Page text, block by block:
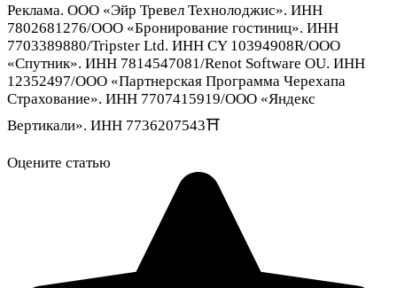
Реклама. ООО «Эйр Тревел Технолоджис». ИНН
7802681276/ООО «Бронирование гостиниц». ИНН
7703389880/Tripster Ltd. ИНН CY 10394908R/ООО
«Спутник». ИНН 7814547081/Renot Software OU. ИНН
12352497/ООО «Партнерская Программа Черехапа
Страхование». ИНН 7707415919/ООО «Яндекс
Вертикали». ИНН 7736207543⛩
Оцените статью